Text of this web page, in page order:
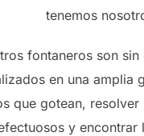
tenemos
fontaneros son
en una amplia
que gotean,
y